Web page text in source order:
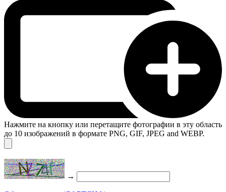
Нажмите на кнопку или перетащите фотографии в эту область
до 10 изображений в формате PNG, GIF, JPEG and WEBP.
→